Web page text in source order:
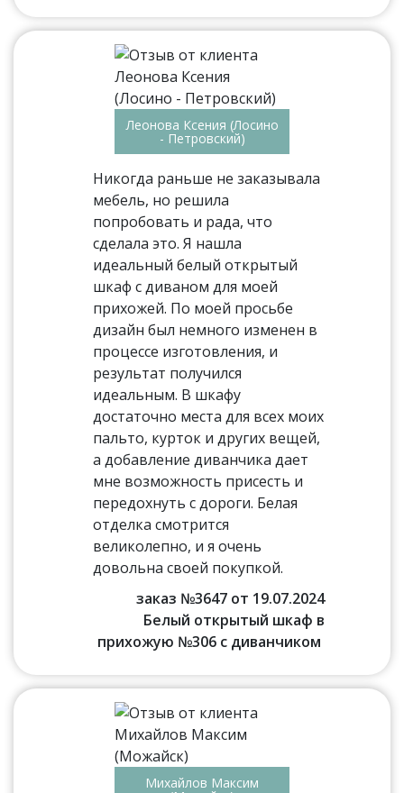
Леонова Ксения (Лосино
- Петровский)
Никогда раньше не заказывала
мебель, но решила
попробовать и рада, что
сделала это. Я нашла
идеальный белый открытый
шкаф с диваном для моей
прихожей. По моей просьбе
дизайн был немного изменен в
процессе изготовления, и
результат получился
идеальным. В шкафу
достаточно места для всех моих
пальто, курток и других вещей,
а добавление диванчика дает
мне возможность присесть и
передохнуть с дороги. Белая
отделка смотрится
великолепно, и я очень
довольна своей покупкой.
заказ №3647 от 19.07.2024
Белый открытый шкаф в
прихожую №306 с диванчиком
Михайлов Максим